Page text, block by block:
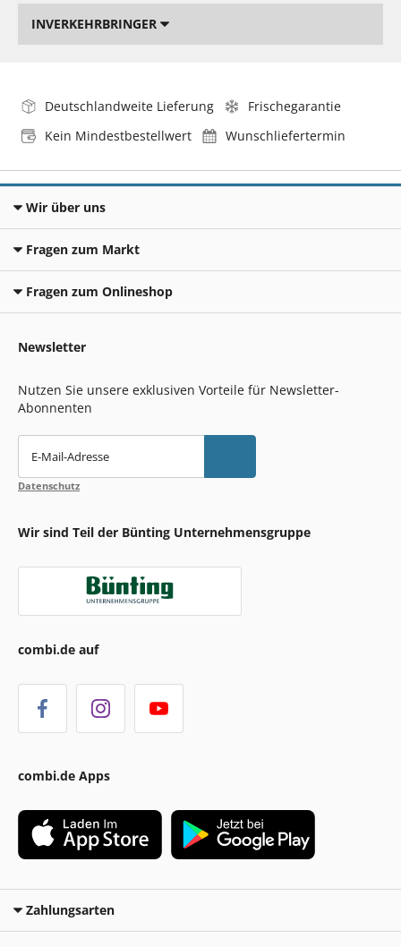
INVERKEHRBRINGER
Deutschlandweite Lieferung
Frischegarantie
Kein Mindestbestellwert
Wunschliefertermin
Wir über uns
Fragen zum Markt
Fragen zum Onlineshop
Newsletter
Nutzen Sie unsere exklusiven Vorteile für Newsletter-
Abonnenten
E-Mail-Adresse
Datenschutz
Wir sind Teil der Bünting Unternehmensgruppe
combi.de auf
combi.de Apps
Zahlungsarten